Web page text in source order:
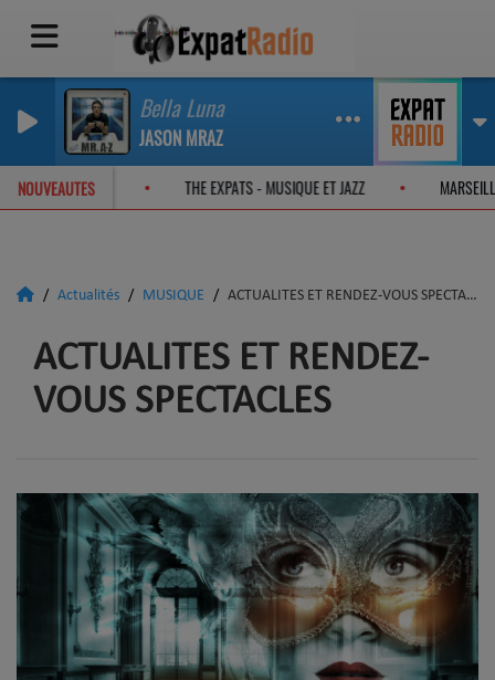
Bella Luna
JASON MRAZ
NOUVEAUTES
- ON THE JAZZ ROAD THE EXPATS - MUSIQUE ET JAZZ
Actualités MUSIQUE ACTUALITES ET RENDEZ-VOUS SPECTACLES
ACTUALITES ET RENDEZ-
VOUS SPECTACLES